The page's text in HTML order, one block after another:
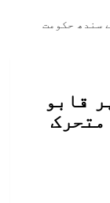
سندھ حکومت
قابو
متحرک